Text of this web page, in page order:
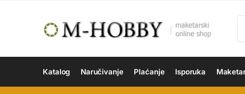
Katalog Naručivanje Plaćanje Isporuka